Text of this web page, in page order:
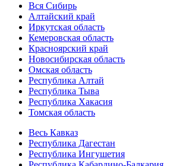
Вся Сибирь
Алтайский край
Иркутская область
Кемеровская область
Красноярский край
Новосибирская область
Омская область
Республика Алтай
Республика Тыва
Республика Хакасия
Томская область
Весь Кавказ
Республика Дагестан
Республика Ингушетия